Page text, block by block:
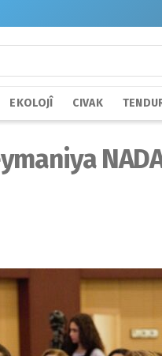
EKOLOJÎ CIVAK